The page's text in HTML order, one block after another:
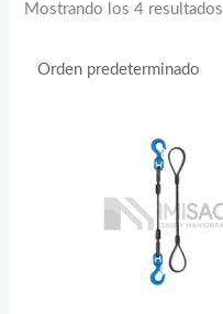
Mostrando los 4 resultados